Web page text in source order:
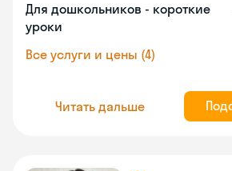
Для дошкольников - короткие
уроки
Все услуги и цены (4)
Читать дальше